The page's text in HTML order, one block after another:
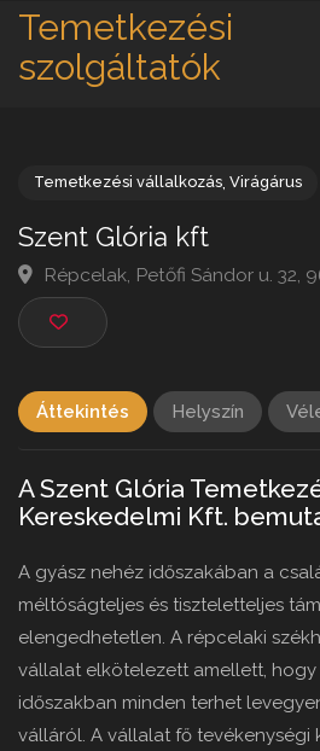
Temetkezési
szolgáltatók
Szent Glória kft
Répcelak, Petőfi Sándor u.
Áttekintés Helyszín
A Szent Glória
Kereskedelmi Kft.
A gyász nehéz időszakában a
méltóságteljes és tiszteletteljes
elengedhetetlen. A répcelaki
vállalat elkötelezett amellett,
időszakban minden terhet
válláról. A vállalat fő tevékenységi